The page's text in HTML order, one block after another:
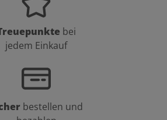
bei
jedem Einkauf
bestellen und